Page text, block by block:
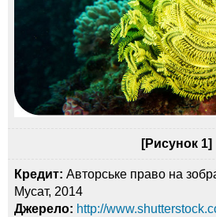
[Рисунок 1]
Кредит: Авторське право на
Мусат, 2014
Джерело: http://